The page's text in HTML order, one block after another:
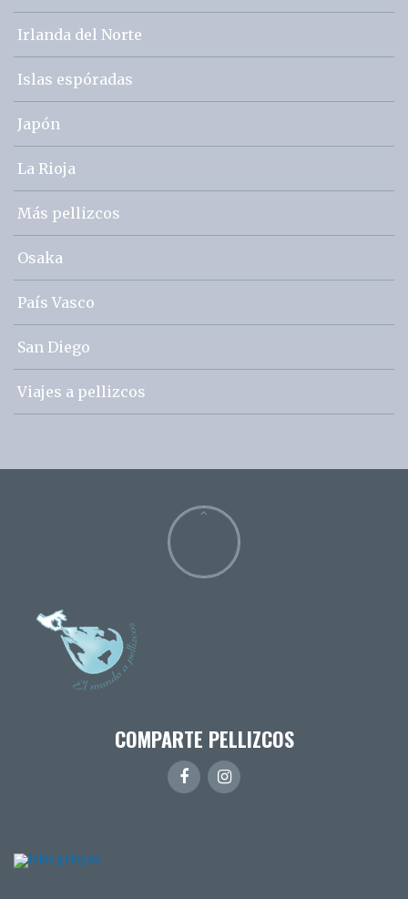
Irlanda del Norte
Islas espóradas
Japón
La Rioja
Más pellizcos
Osaka
País Vasco
San Diego
Viajes a pellizcos
COMPARTE PELLIZCOS